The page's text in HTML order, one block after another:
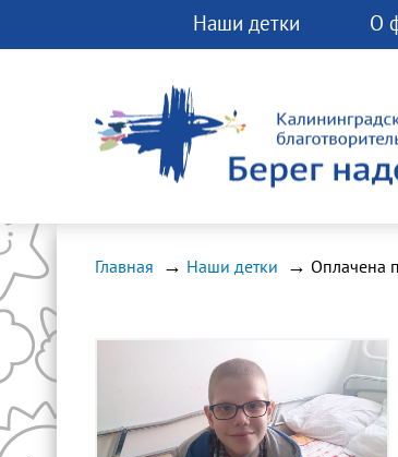
Наши детки О
фонду
Любая
спасти
Главная Наши детки